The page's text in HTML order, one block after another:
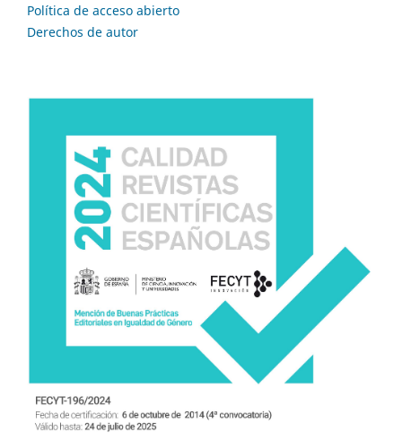
Política de acceso abierto
Derechos de autor